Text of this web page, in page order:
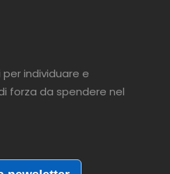
individuare e
forza da spendere nel